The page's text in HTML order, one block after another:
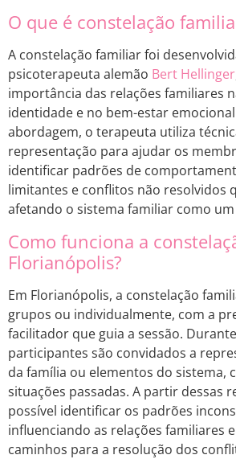
O que é constelação
A constelação familiar foi
psicoterapeuta alemão Bert Hellinger
importância das relações familiares
identidade e no bem-estar
abordagem, o terapeuta utiliza
representação para ajudar os
identificar padrões de
limitantes e conflitos não resolvidos
afetando o sistema familiar como
Como funciona a
Florianópolis?
Em Florianópolis, a constelação
grupos ou individualmente, com a
facilitador que guia a sessão.
participantes são convidados a
da família ou elementos do sistema,
situações passadas. A partir dessas
possível identificar os padrões
influenciando as relações familiares
caminhos para a resolução dos